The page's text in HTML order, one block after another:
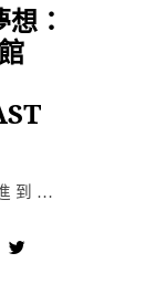
：
想要暫時擺脫都市叢林、進到真實的荒野綠地，來段愜意舒快的休憩時光嗎？鋼筋水泥建築的僵硬直線條，似乎抹…